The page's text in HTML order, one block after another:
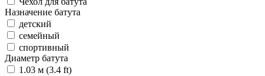
Назначение батута
детский
семейный
спортивный
Диаметр батута
1.03 м (3.4 ft)